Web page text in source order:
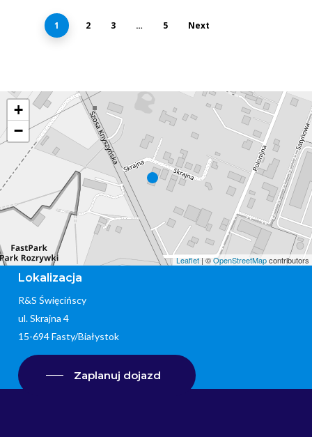
1 2 3 … 5 Next
+
−
Leaflet | ©OpenStreetMapcontributors
Lokalizacja
R&S Święcińscy
ul. Skrajna 4
15-694 Fasty/Białystok
Zaplanuj dojazd